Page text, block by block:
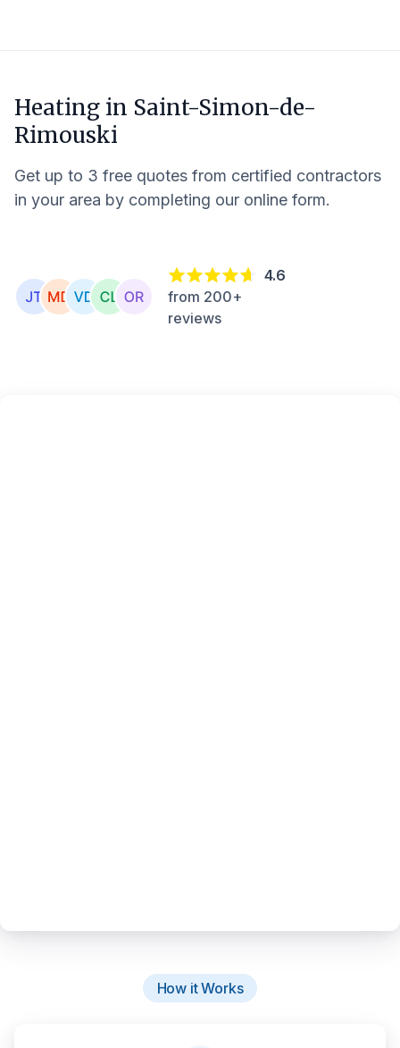
Heating in Saint-Simon-de-
Rimouski
Get up to 3 free quotes from certified contractors
in your area by completing our online form.
4.6
from 200+
reviews
How it Works